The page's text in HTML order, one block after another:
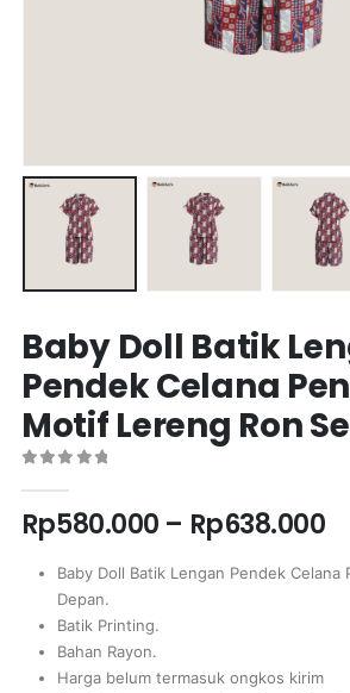
Baby Doll Batik
Pendek Celana
Motif Lereng Ron
Rp580.000 – Rp638.000
Baby Doll Batik Lengan Pendek Celana
Depan.
Batik Printing.
Bahan Rayon.
Harga belum termasuk ongkos kirim